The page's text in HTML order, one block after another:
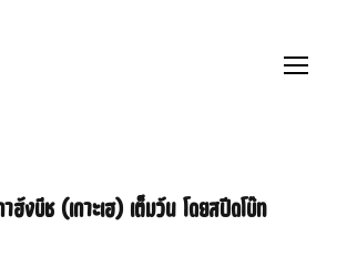
ฮังบีช (เกาะเฮ) เต็มวัน โดยสปีดโบ๊ท